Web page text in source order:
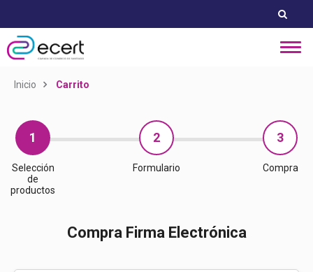
Inicio Carrito
1
Selección
de
productos
2
Formulario
3
Compra
Compra Firma Electrónica